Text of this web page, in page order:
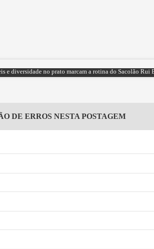
e diversidade no prato marcam a rotina do Sacolão
DE ERROS NESTA POSTAGEM